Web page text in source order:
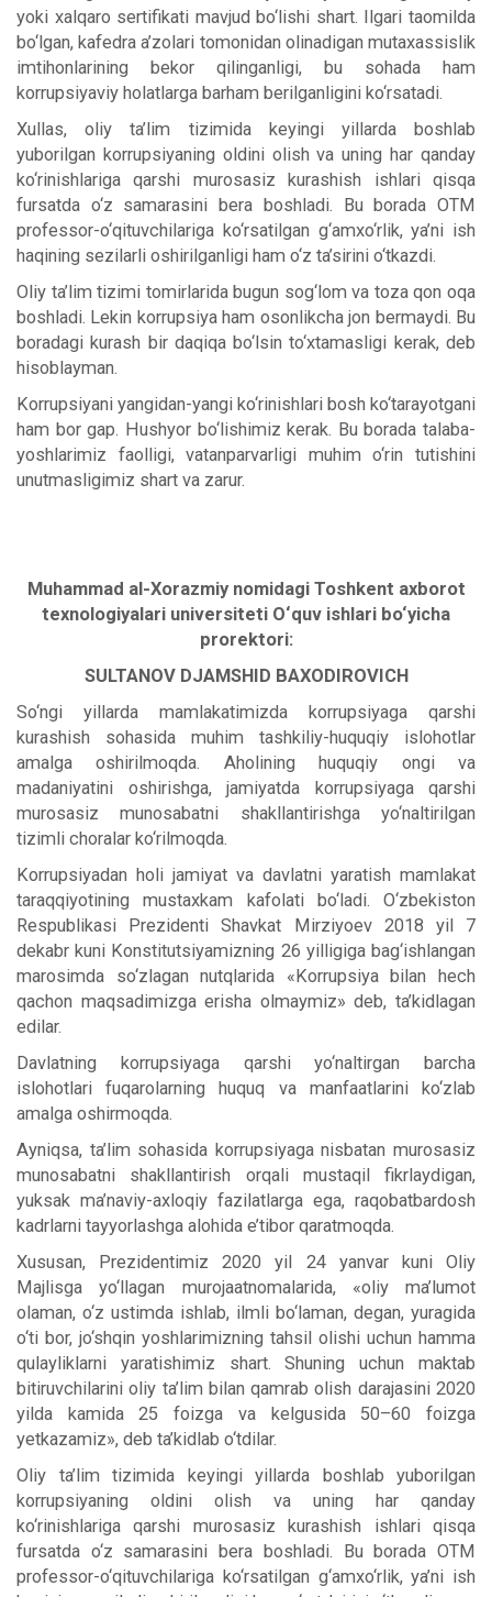
yoki xalqaro sertifikati mavjud bo‘lishi shart. Ilgari taomilda
bo‘lgan, kafedra a’zolari tomonidan olinadigan mutaxassislik
imtihonlarining bekor qilinganligi, bu sohada ham
korrupsiyaviy holatlarga barham berilganligini ko‘rsatadi.
Xullas, oliy ta’lim tizimida keyingi yillarda boshlab
yuborilgan korrupsiyaning oldini olish va uning har qanday
ko‘rinishlariga qarshi murosasiz kurashish ishlari qisqa
fursatda o‘z samarasini bera boshladi. Bu borada OTM
professor-o‘qituvchilariga ko‘rsatilgan g‘amxo‘rlik, ya’ni ish
haqining sezilarli oshirilganligi ham o‘z ta’sirini o‘tkazdi.
Oliy ta’lim tizimi tomirlarida bugun sog‘lom va toza qon oqa
boshladi. Lekin korrupsiya ham osonlikcha jon bermaydi. Bu
boradagi kurash bir daqiqa bo‘lsin to‘xtamasligi kerak, deb
hisoblayman.
Korrupsiyani yangidan-yangi ko‘rinishlari bosh ko‘tarayotgani
ham bor gap. Hushyor bo‘lishimiz kerak. Bu borada talaba-
yoshlarimiz faolligi, vatanparvarligi muhim o‘rin tutishini
unutmasligimiz shart va zarur.
Muhammad al-Xorazmiy nomidagi Toshkent axborot
texnologiyalari universiteti O‘quv ishlari bo‘yicha
prorektori:
SULTANOV DJAMSHID BAXODIROVICH
So‘ngi yillarda mamlakatimizda korrupsiyaga qarshi
kurashish sohasida muhim tashkiliy-huquqiy islohotlar
amalga oshirilmoqda. Aholining huquqiy ongi va
madaniyatini oshirishga, jamiyatda korrupsiyaga qarshi
murosasiz munosabatni shakllantirishga yo‘naltirilgan
tizimli choralar ko‘rilmoqda.
Korrupsiyadan holi jamiyat va davlatni yaratish mamlakat
taraqqiyotining mustaxkam kafolati bo‘ladi. O‘zbekiston
Respublikasi Prezidenti Shavkat Mirziyoev 2018 yil 7
dekabr kuni Konstitutsiyamizning 26 yilligiga bag‘ishlangan
marosimda so‘zlagan nutqlarida «Korrupsiya bilan hech
qachon maqsadimizga erisha olmaymiz» deb, ta’kidlagan
edilar.
Davlatning korrupsiyaga qarshi yo‘naltirgan barcha
islohotlari fuqarolarning huquq va manfaatlarini ko‘zlab
amalga oshirmoqda.
Ayniqsa, ta’lim sohasida korrupsiyaga nisbatan murosasiz
munosabatni shakllantirish orqali mustaqil fikrlaydigan,
yuksak ma’naviy-axloqiy fazilatlarga ega, raqobatbardosh
kadrlarni tayyorlashga alohida e’tibor qaratmoqda.
Xususan, Prezidentimiz 2020 yil 24 yanvar kuni Oliy
Majlisga yo‘llagan murojaatnomalarida, «oliy ma’lumot
olaman, o‘z ustimda ishlab, ilmli bo‘laman, degan, yuragida
o‘ti bor, jo‘shqin yoshlarimizning tahsil olishi uchun hamma
qulayliklarni yaratishimiz shart. Shuning uchun maktab
bitiruvchilarini oliy ta’lim bilan qamrab olish darajasini 2020
yilda kamida 25 foizga va kelgusida 50–60 foizga
yetkazamiz», deb ta’kidlab o‘tdilar.
Oliy ta’lim tizimida keyingi yillarda boshlab yuborilgan
korrupsiyaning oldini olish va uning har qanday
ko‘rinishlariga qarshi murosasiz kurashish ishlari qisqa
fursatda o‘z samarasini bera boshladi. Bu borada OTM
professor-o‘qituvchilariga ko‘rsatilgan g‘amxo‘rlik, ya’ni ish